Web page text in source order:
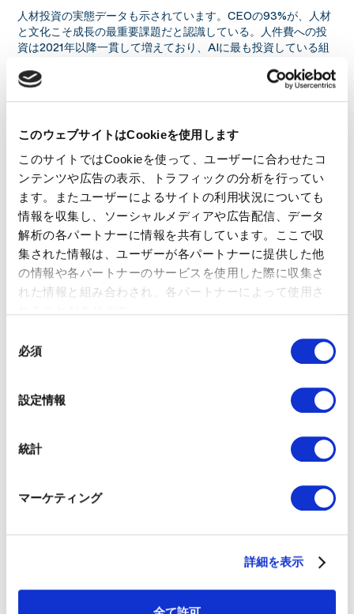
このウェブサイトはCookieを使用します
このサイトではCookieを使って、ユーザーに合わせたコ
ンテンツや広告の表示、トラフィックの分析を行ってい
ます。またユーザーによるサイトの利用状況についても
情報を収集し、ソーシャルメディアや広告配信、データ
解析の各パートナーに情報を共有しています。ここで収
集された情報は、ユーザーが各パートナーに提供した他
の情報や各パートナーのサービスを使用した際に収集さ
れた情報と組み合わされ、各パートナーによって使用さ
必須
設定情報
統計
マーケティング
詳細を表示
人材投資の実態データも示されています。CEOの93%が、人材
と文化こそ成長の最重要課題だと認識している。人件費への投
資は2021年以降一貫して増えており、AIに最も投資している組
への投資の代わりになっているのではなく、両方に投資した組
されていました。何人必要かではなく、どの判断をどこまでAI
響が小さく頻度の高い判断はAIに任せ、影響が大きくリスクの
高い判断には人間の目を残す。これをコスト削減の話ではな
く、より良い成果のための役割の再設計だと強調していまし
た。
3. 顧客とコスト:外部環境も同じ論理で動い
ている
顧客に必要なのも、量ではなく文脈
の69%は、AIから得た情報を人間の営業に確認したいと考えて
いる。顧客の43%は情報が多すぎて、見たものの真偽を確かめ
れば顧客を溺れさせるだけで、実際、不気味だと感じるレベル
のAIパーソナライゼーションを経験した顧客は、購買を後悔す
今後は、人間の顧客向けと、顧客が使うAIエージェント向け、2
りました。詳細な事例(GE Healthcareのアプローチなど)は基調
講演レポートで紹介しています。
AIはメディア費を下げない。むしろ上げる
直感に反するデータとして紹介されていたのがこれです。AIで
運用が効率化すれば広告費は下がりそうなものですが、実際に
はペイドメディアの比率は上がり、デジタル費は前年比18.2%